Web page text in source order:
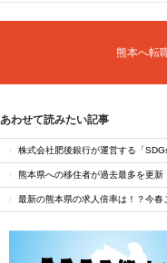
熊本へ転
あわせて読みたい記事
株式会社肥後銀行が運営する「
熊本県への移住者が過去最多を更新
最新の熊本県の求人倍率は！？今春